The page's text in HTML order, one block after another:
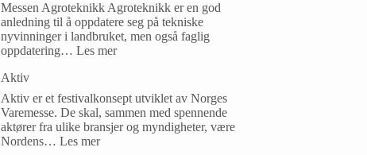
Messen Agroteknikk Agroteknikk er en god
anledning til å oppdatere seg på tekniske
nyvinninger i landbruket, men også faglig
oppdatering…Les mer
Aktiv
Aktiv er et festivalkonsept utviklet av Norges
Varemesse. De skal, sammen med spennende
aktører fra ulike bransjer og myndigheter, være
Nordens…Les mer